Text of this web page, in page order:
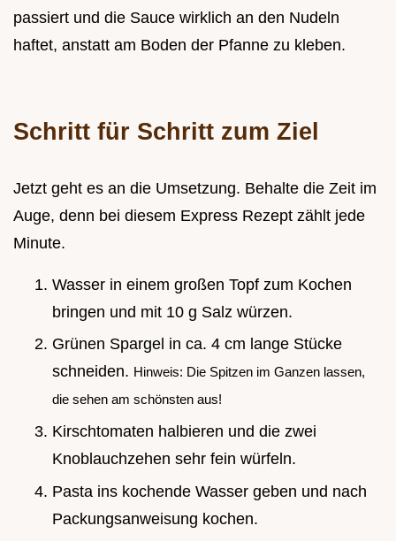
passiert und die Sauce wirklich an den Nudeln
haftet, anstatt am Boden der Pfanne zu kleben.
Schritt für Schritt zum Ziel
Jetzt geht es an die Umsetzung. Behalte die Zeit im
Auge, denn bei diesem Express Rezept zählt jede
Minute.
Wasser in einem großen Topf zum Kochen
bringen und mit 10 g Salz würzen.
Grünen Spargel in ca. 4 cm lange Stücke
schneiden. Hinweis: Die Spitzen im Ganzen lassen,
die sehen am schönsten aus!
Kirschtomaten halbieren und die zwei
Knoblauchzehen sehr fein würfeln.
Pasta ins kochende Wasser geben und nach
Packungsanweisung kochen.